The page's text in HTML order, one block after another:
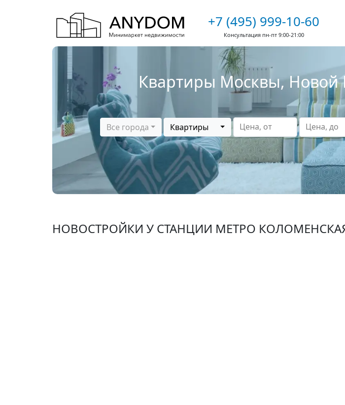
+7 (495) 999-10-60
Консультация пн-пт 9:00-21:00
Квартиры Москвы,
Все города Квартиры Цена, от Цена, до
НОВОСТРОЙКИ У СТАНЦИИ МЕТРО